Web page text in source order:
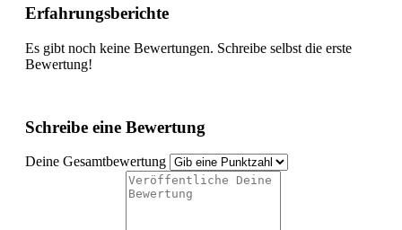
Erfahrungsberichte
Es gibt noch keine Bewertungen. Schreibe selbst die erste
Bewertung!
Schreibe eine Bewertung
Deine Gesamtbewertung